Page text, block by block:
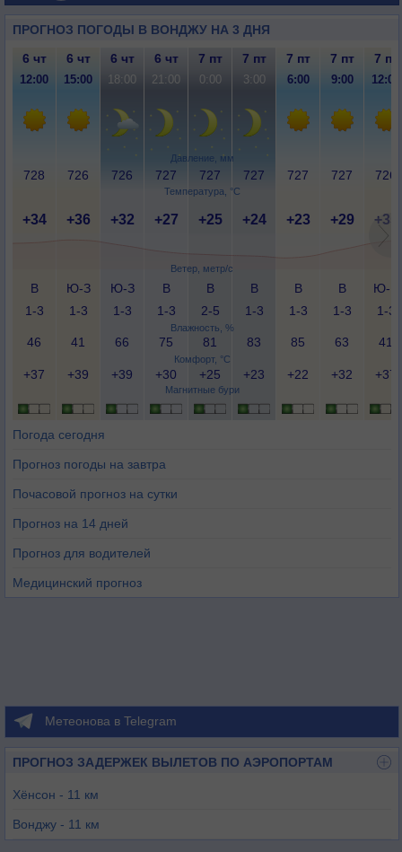
ПРОГНОЗ ПОГОДЫ В ВОНДЖУ НА 3 ДНЯ
Давление, мм
Температура, °C
Ветер, метр/с
Влажность, %
Комфорт, °C
Магнитные бури
6 чт 6 чт 6 чт 6 чт 7 пт 7 пт 7 пт 7 пт 7 пт
12:00 15:00 18:00 21:00 0:00 3:00 6:00 9:00 12:00
728 726 726 727 727 727 727 727 726
+34 +36 +32 +27 +25 +24 +23 +29 +35
В
1-3
Ю-З
1-3
Ю-З
1-3
В
1-3
В
2-5
В
1-3
В
1-3
В
1-3
Ю-В
1-3
46 41 66 75 81 83 85 63 41
+37 +39 +39 +30 +25 +23 +22 +32 +37
Погода сегодня
Прогноз погоды на завтра
Почасовой прогноз на сутки
Прогноз на 14 дней
Прогноз для водителей
Медицинский прогноз
Метеонова в Telegram
ПРОГНОЗ ЗАДЕРЖЕК ВЫЛЕТОВ ПО АЭРОПОРТАМ
Хёнсон - 11 км
Вонджу - 11 км